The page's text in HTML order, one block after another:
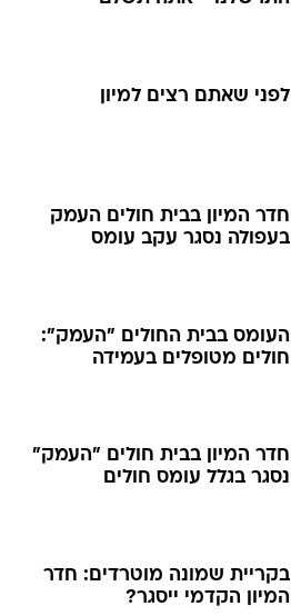
לפני שאתם רצים למיון
חדר המיון בבית חולים העמק
בעפולה נסגר עקב עומס
העומס בבית החולים "העמק":
חולים מטופלים בעמידה
חדר המיון בבית חולים "העמק"
נסגר בגלל עומס חולים
בקריית שמונה מוטרדים: חדר
המיון הקדמי ייסגר?